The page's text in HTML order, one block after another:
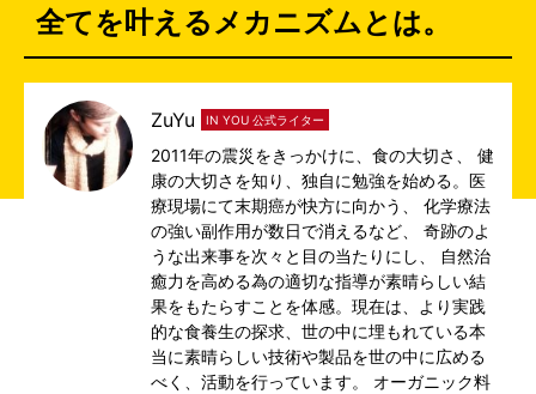
全てを叶えるメカニズムとは。
ZuYu IN YOU 公式ライター
2011年の震災をきっかけに、食の大切さ、 健
康の大切さを知り、独自に勉強を始める。医
療現場にて末期癌が快方に向かう、 化学療法
の強い副作用が数日で消えるなど、 奇跡のよ
うな出来事を次々と目の当たりにし、 自然治
癒力を高める為の適切な指導が素晴らしい結
果をもたらすことを体感。現在は、より実践
的な食養生の探求、世の中に埋もれている本
当に素晴らしい技術や製品を世の中に広める
べく、活動を行っています。 オーガニック料